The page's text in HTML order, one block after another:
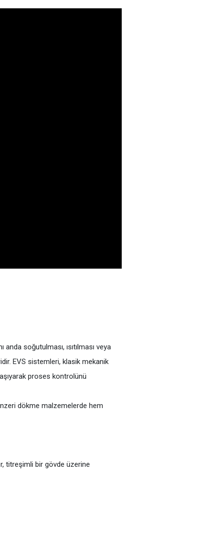
soğutulması, ısıtılması veya
EVS sistemleri, klasik mekanik
proses kontrolünü
dökme malzemelerde hem
titreşimli bir gövde üzerine